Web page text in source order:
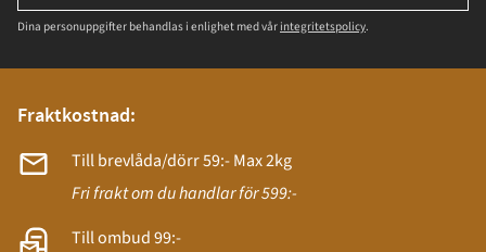
Dina personuppgifter behandlas i enlighet med vår integritetspolicy.
Fraktkostnad:
Till brevlåda/dörr 59:- Max 2kg
Fri frakt om du handlar för 599:-
Till ombud 99:-